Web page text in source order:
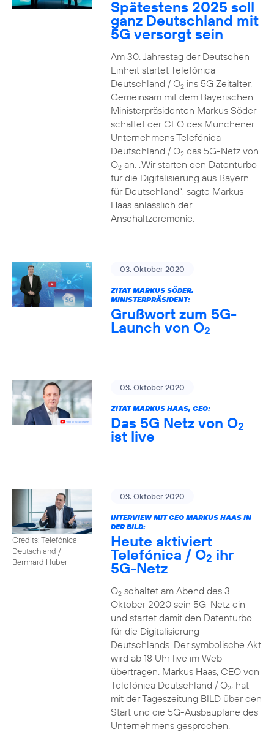
Spätestens 2025 soll
ganz Deutschland mit
5G versorgt sein
Am 30. Jahrestag der Deutschen
Einheit startet Telefónica
Deutschland / O2ins 5G Zeitalter.
Gemeinsam mit dem Bayerischen
Ministerpräsidenten Markus Söder
schaltet der CEO des Münchener
Unternehmens Telefónica
Deutschland / O2das 5G-Netz von
O2an. „Wir starten den Datenturbo
für die Digitalisierung aus Bayern
für Deutschland“, sagte Markus
Haas anlässlich der
Anschaltzeremonie.
03. Oktober 2020
ZITAT MARKUS SÖDER,
MINISTERPRÄSIDENT:
Grußwort zum 5G-
Launch von O2
03. Oktober 2020
ZITAT MARKUS HAAS, CEO:
Das 5G Netz von O2
ist live
Credits: Telefónica
Deutschland /
Bernhard Huber
03. Oktober 2020
INTERVIEW MIT CEO MARKUS HAAS IN
DER BILD:
Heute aktiviert
Telefónica / O2 ihr
5G-Netz
O2schaltet am Abend des 3.
Oktober 2020 sein 5G-Netz ein
und startet damit den Datenturbo
für die Digitalisierung
Deutschlands. Der symbolische Akt
wird ab 18 Uhr live im Web
übertragen. Markus Haas, CEO von
Telefónica Deutschland / O2, hat
mit der Tageszeitung BILD über den
Start und die 5G-Ausbaupläne des
Unternehmens gesprochen.